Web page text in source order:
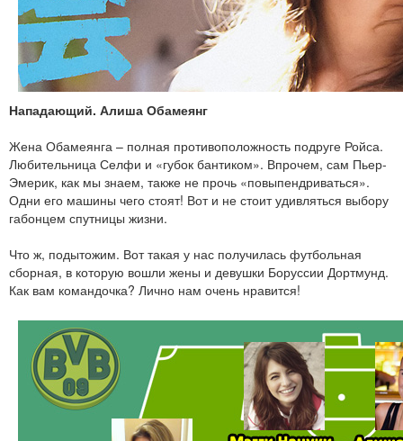
Нападающий. Алиша Обамеянг
Жена Обамеянга – полная противоположность подруге Ройса.
Любительница Селфи и «губок бантиком». Впрочем, сам Пьер-
Эмерик, как мы знаем, также не прочь «повыпендриваться».
Одни его машины чего стоят! Вот и не стоит удивляться выбору
габонцем спутницы жизни.
Что ж, подытожим. Вот такая у нас получилась футбольная
сборная, в которую вошли жены и девушки Боруссии Дортмунд.
Как вам командочка? Лично нам очень нравится!